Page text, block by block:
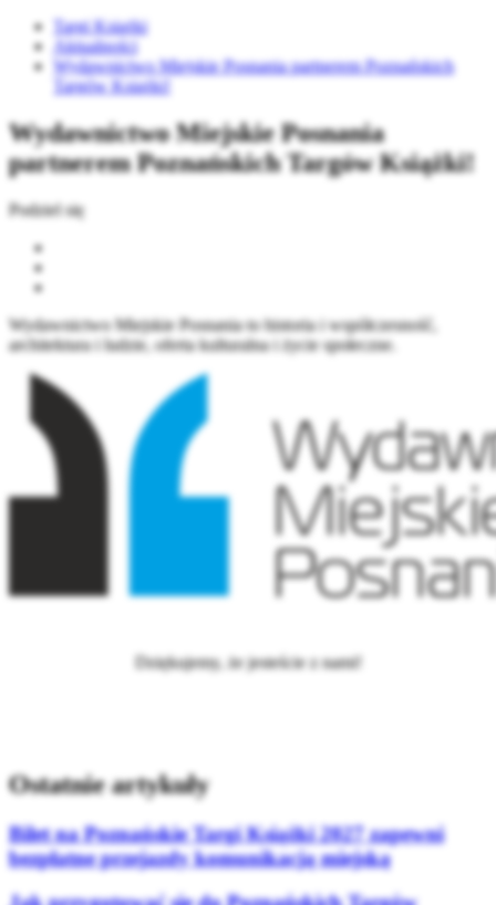
Targi Książki
Aktualności
Wydawnictwo Miejskie Posnania partnerem Poznańskich
Targów Książki!
Wydawnictwo Miejskie Posnania
partnerem Poznańskich Targów Książki!
Podziel się
Wydawnictwo Miejskie Posnania to historia i współczesność,
architektura i ludzie, oferta kulturalna i życie społeczne.
Dziękujemy, że jesteście z nami!
Ostatnie artykuły
Bilet na Poznańskie Targi Książki 2027 zapewni
bezpłatne przejazdy komunikacją miejską